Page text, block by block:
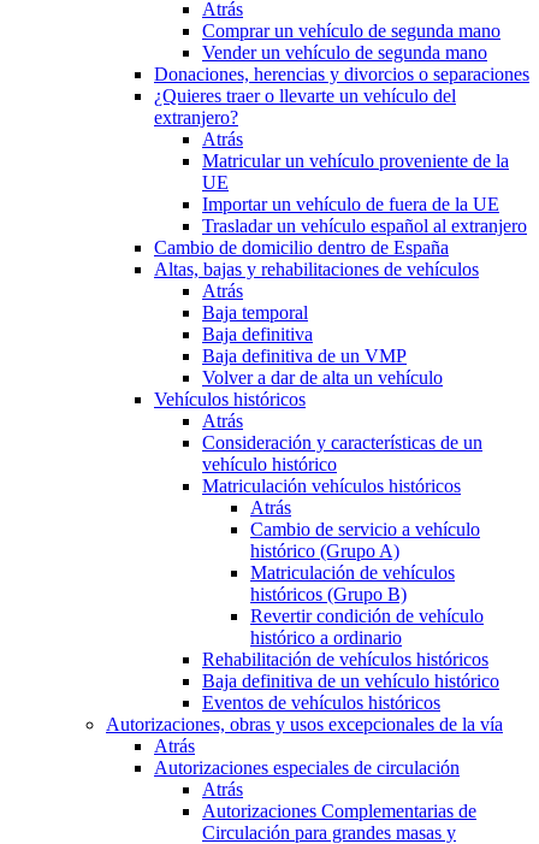
Atrás
Comprar un vehículo de segunda mano
Vender un vehículo de segunda mano
Donaciones, herencias y divorcios o separaciones
¿Quieres traer o llevarte un vehículo del
extranjero?
Atrás
Matricular un vehículo proveniente de la
UE
Importar un vehículo de fuera de la UE
Trasladar un vehículo español al extranjero
Cambio de domicilio dentro de España
Altas, bajas y rehabilitaciones de vehículos
Atrás
Baja temporal
Baja definitiva
Baja definitiva de un VMP
Volver a dar de alta un vehículo
Vehículos históricos
Atrás
Consideración y características de un
vehículo histórico
Matriculación vehículos históricos
Atrás
Cambio de servicio a vehículo
histórico (Grupo A)
Matriculación de vehículos
históricos (Grupo B)
Revertir condición de vehículo
histórico a ordinario
Rehabilitación de vehículos históricos
Baja definitiva de un vehículo histórico
Eventos de vehículos históricos
Autorizaciones, obras y usos excepcionales de la vía
Atrás
Autorizaciones especiales de circulación
Atrás
Autorizaciones Complementarias de
Circulación para grandes masas y